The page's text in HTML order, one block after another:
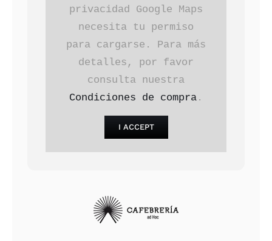
privacidad Google Maps
necesita tu permiso
para cargarse. Para más
detalles, por favor
consulta nuestra
Condiciones de compra .
I ACCEPT